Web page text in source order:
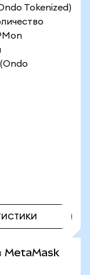
Tokenized)
MetaMask